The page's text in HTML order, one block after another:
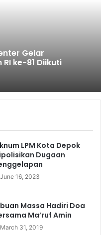
Gelar
ke-81 Diikuti
LPM Kota Depok
Dugaan
June 16, 2023
Massa Hadiri Doa
Ma’ruf Amin
March 31, 2019